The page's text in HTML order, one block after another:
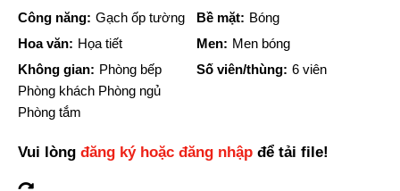
Công năng: Gạch ốp tường Bề mặt: Bóng
Hoa văn: Họa tiết Men: Men bóng
Không gian: Phòng bếp
Phòng khách Phòng ngủ
Phòng tắm
Số viên/thùng: 6 viên
Vui lòng đăng ký hoặc đăng nhập để tải file!